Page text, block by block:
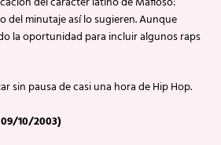
del minutaje así lo sugieren. Aunque
la oportunidad para incluir algunos raps
sin pausa de casi una hora de Hip Hop.
10/2003)